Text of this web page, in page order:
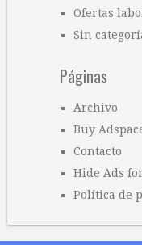
Ofertas
Sin
Páginas
Archivo
Buy
Contacto
Hide Ads
Política de